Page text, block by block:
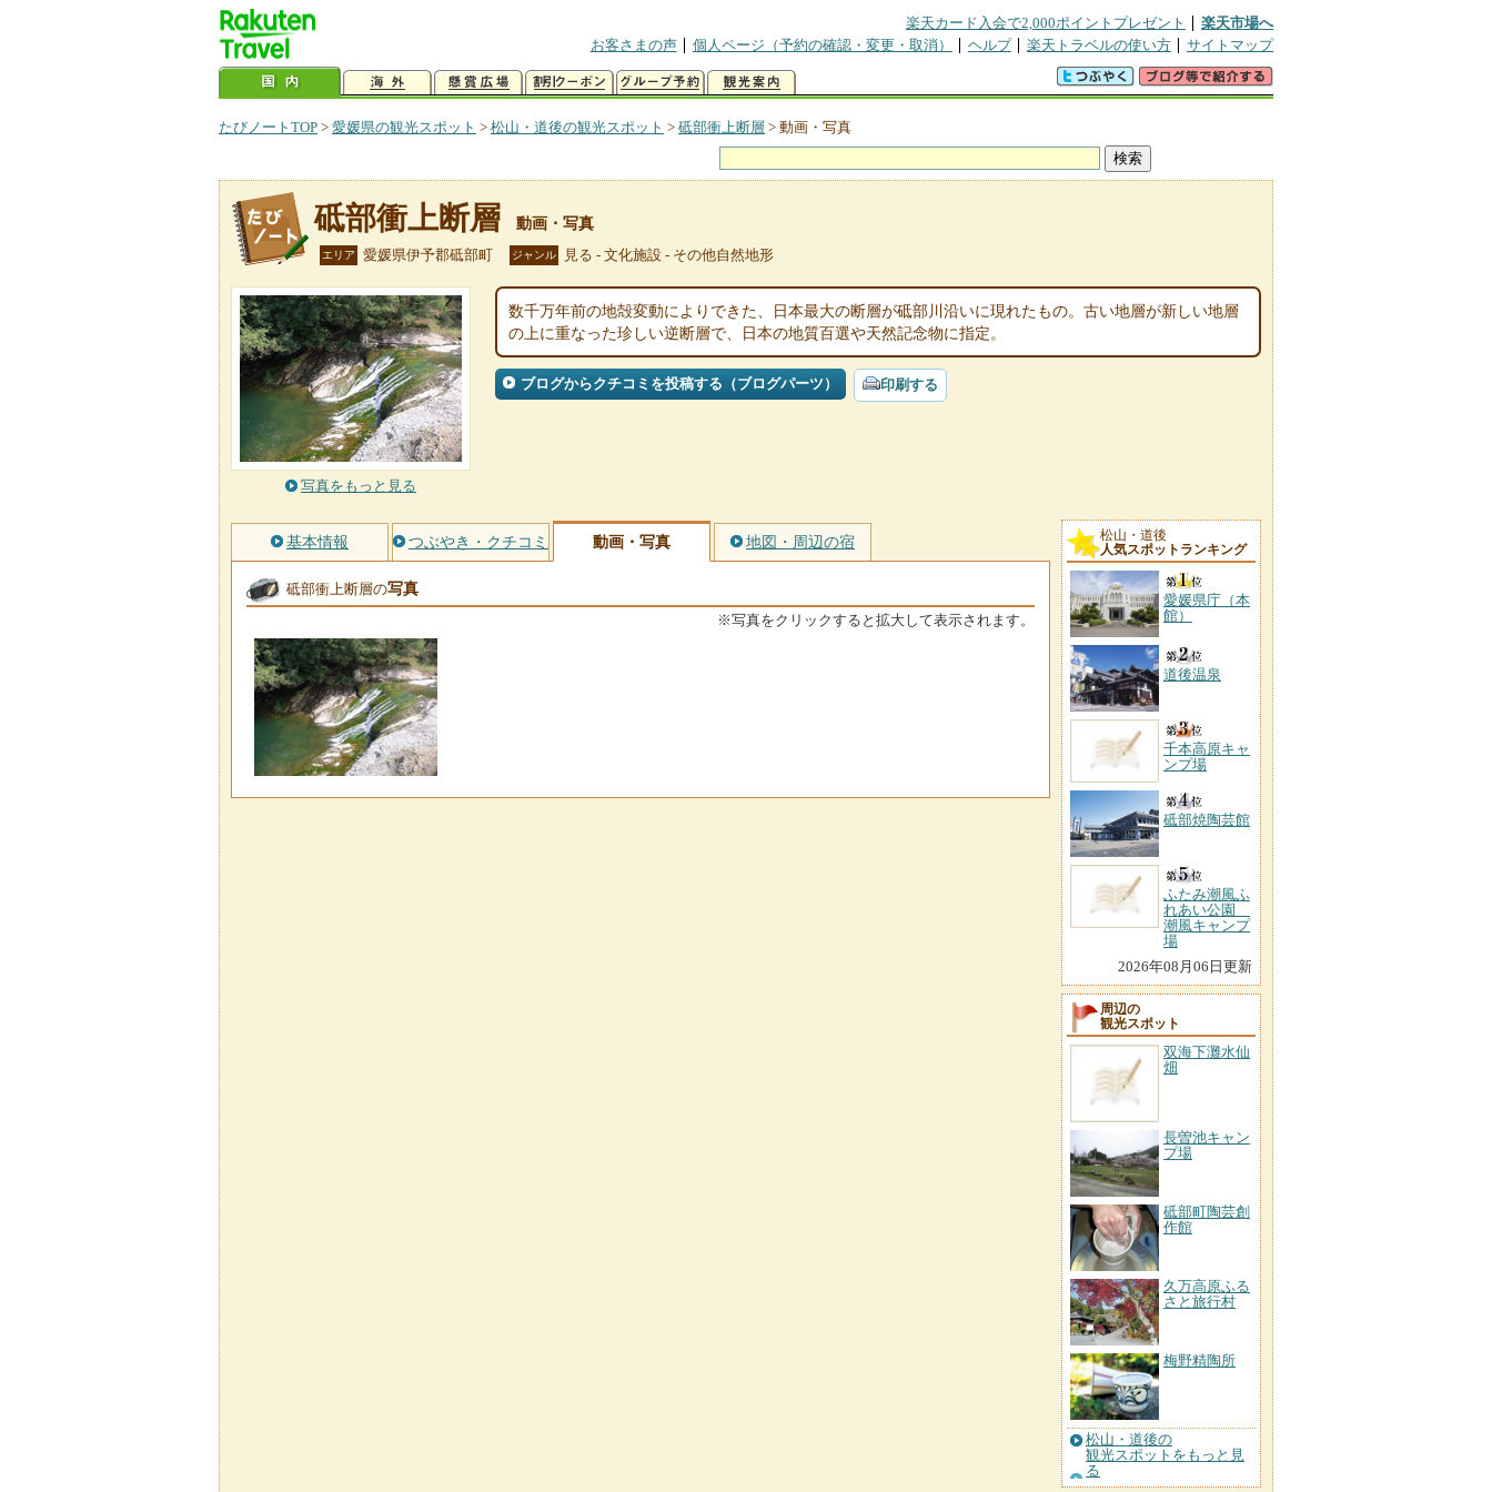
楽天カード入会で2,000ポイントプレゼント
楽天市場へ
お客さまの声
個人ページ（予約の確認・変更・取消） ヘルプ 楽天トラベルの使い方 サイトマップ
たびノートTOP > 愛媛県の観光スポット > 松山・道後の観光スポット > 砥部衝上断層 > 動画・写真
砥部衝上断層 動画・写真
エリア 愛媛県伊予郡砥部町 ジャンル 見る - 文化施設 - その他自然地形
写真をもっと見る
数千万年前の地殻変動によりできた、日本最大の断層が砥部川沿いに現れたもの。古い地層が新しい地層
の上に重なった珍しい逆断層で、日本の地質百選や天然記念物に指定。
ブログからクチコミを投稿する（ブログパーツ） 印刷する
基本情報 つぶやき・クチコミ 動画・写真 地図・周辺の宿
砥部衝上断層の写真
※写真をクリックすると拡大して表示されます。
松山・道後
人気スポットランキング
愛媛県庁（本
館）
道後温泉
千本高原キャ
ンプ場
砥部焼陶芸館
ふたみ潮風ふ
れあい公園
潮風キャンプ
場
2026年08月06日更新
周辺の
観光スポット
双海下灘水仙
畑
長曽池キャン
プ場
砥部町陶芸創
作館
久万高原ふる
さと旅行村
梅野精陶所
松山・道後の
観光スポットをもっと見
る